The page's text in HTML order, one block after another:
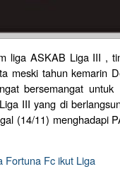
liga ASKAB Liga III ,
meski tahun kemarin
bersemangat
III yang di
(14/11) menghadapi
Fortuna Fc ikut Liga